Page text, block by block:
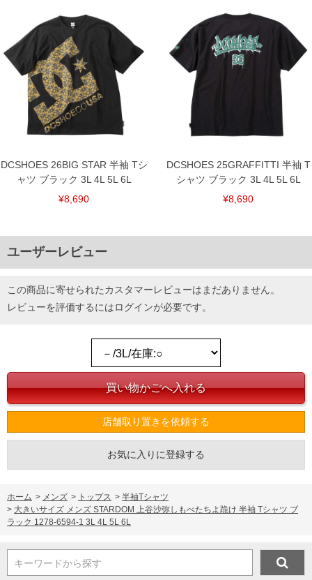
DCSHOES 26BIG STAR 半袖 Tシ
ャツ ブラック 3L 4L 5L 6L
¥8,690
DCSHOES 25GRAFFITTI 半袖 T
シャツ ブラック 3L 4L 5L 6L
¥8,690
ユーザーレビュー
この商品に寄せられたカスタマーレビューはまだありません。
レビューを評価するにはログインが必要です。
店舗取り置きを依頼する
お気に入りに登録する
ホーム > メンズ > トップス > 半袖Tシャツ
> 大きいサイズ メンズ STARDOM 上谷沙弥しもべたちよ跪け 半袖 Tシャツ ブ
ラック 1278-6594-1 3L 4L 5L 6L
キーワードから探す